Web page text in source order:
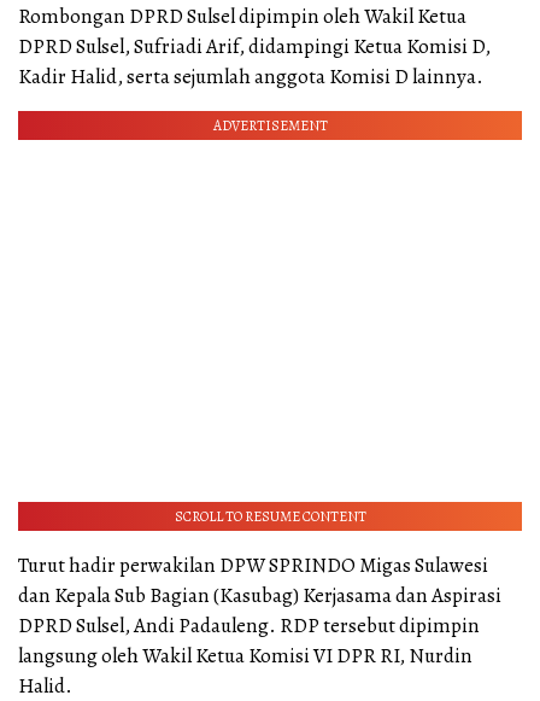
Rombongan DPRD Sulsel dipimpin oleh Wakil Ketua
DPRD Sulsel, Sufriadi Arif, didampingi Ketua Komisi D,
Kadir Halid, serta sejumlah anggota Komisi D lainnya.
ADVERTISEMENT
SCROLL TO RESUME CONTENT
Turut hadir perwakilan DPW SPRINDO Migas Sulawesi
dan Kepala Sub Bagian (Kasubag) Kerjasama dan Aspirasi
DPRD Sulsel, Andi Padauleng. RDP tersebut dipimpin
langsung oleh Wakil Ketua Komisi VI DPR RI, Nurdin
Halid.